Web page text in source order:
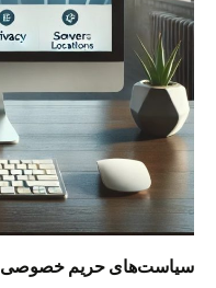
سیاست‌های حریم خصوصی